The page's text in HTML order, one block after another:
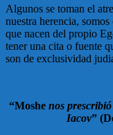
Algunos se toman el
nuestra herencia,
que nacen del propio
tener una cita o fuente
son de exclusividad
“Moshe nos prescribió
Iacov”